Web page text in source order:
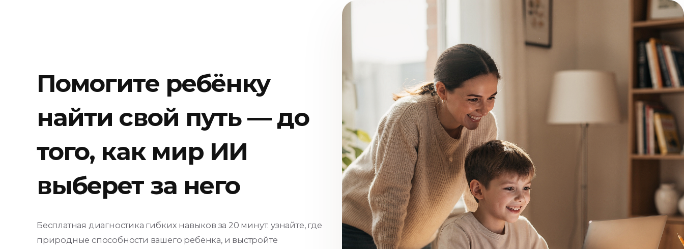
Помогите ребёнку
найти свой путь — до
того, как мир ИИ
выберет за него
Бесплатная диагностика гибких навыков за 20 минут: узнайте, где
природные способности вашего ребёнка, и выстройте